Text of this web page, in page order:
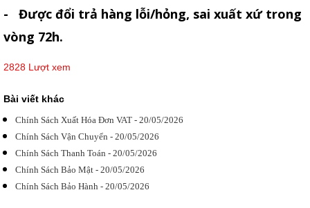
- Được đổi trả hàng lỗi/hỏng, sai xuất xứ trong
vòng 72h.
2828 Lượt xem
Bài viết khác
Chính Sách Xuất Hóa Đơn VAT - 20/05/2026
Chính Sách Vận Chuyển - 20/05/2026
Chính Sách Thanh Toán - 20/05/2026
Chính Sách Bảo Mật - 20/05/2026
Chính Sách Bảo Hành - 20/05/2026